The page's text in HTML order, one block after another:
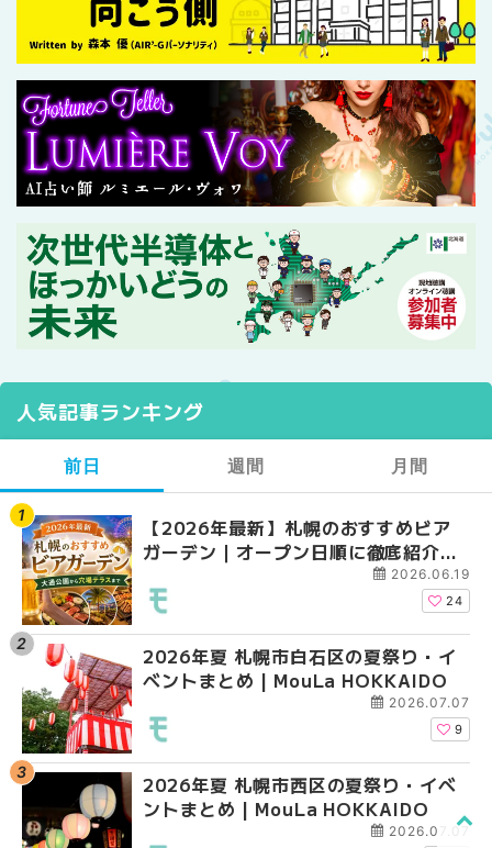
人気記事ランキング
前日
【2026年最新】札幌のおすすめビア
ガーデン｜オープン日順に徹底紹介！
大通公園から穴場テラスまで | MouLa
HOKKAIDO
2026.06.19
24
2026年夏 札幌市白石区の夏祭り・イ
ベントまとめ | MouLa HOKKAIDO
2026.07.07
9
2026年夏 札幌市西区の夏祭り・イベ
ントまとめ | MouLa HOKKAIDO
2026.07.07
週間
【2026年最新】札幌
ガーデン｜オープン日
大通公園から穴場テ
2026年夏 札幌市西区
ントまとめ | MouLa
2026年夏 札幌市北区
ントまとめ | MouLa
月間
【2026年最新】札幌
ガーデン｜オープン日
大通公園から穴場テ
2026年夏 札幌市北区
ントまとめ | MouLa
2026年夏 札幌市西区
ントまとめ | MouLa